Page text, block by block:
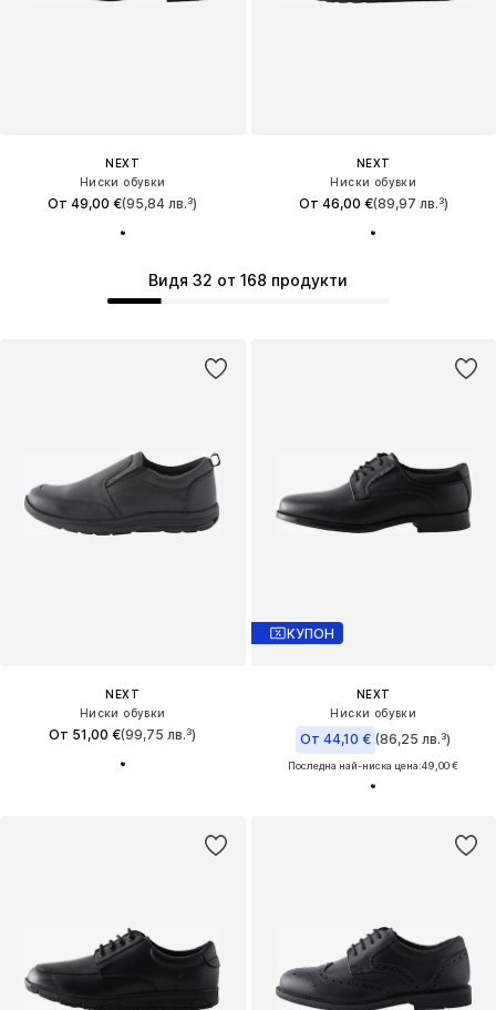
NEXT
Ниски обувки
От 49,00 €(95,84 лв.³)
NEXT
Ниски обувки
От 46,00 €(89,97 лв.³)
NEXT
Ниски обувки
От 51,00 €(99,75 лв.³)
Видя 32 от 168 продукти
КУПОН
NEXT
Ниски обувки
От 44,10 € (86,25 лв.³)
Последна най-ниска цена:49,00 €